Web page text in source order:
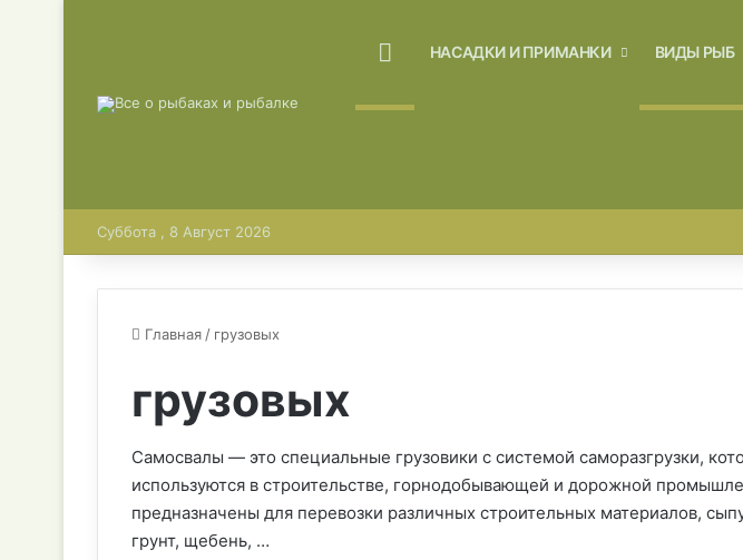
ГЛАВНАЯНАСАДКИ И ПРИМАНКИ ВИДЫ РЫБ
Суббота , 8 Август 2026
Главная / грузовых
грузовых
Самосвалы — это специальные грузовики с системой саморазгрузки,
используются в строительстве, горнодобывающей и дорожной
предназначены для перевозки различных строительных материалов,
грунт, щебень, …